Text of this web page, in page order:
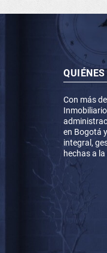
Con más
en Bogotá
integral,
hechas a